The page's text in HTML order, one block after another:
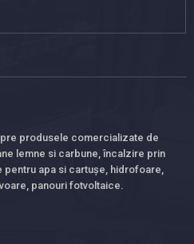
produsele comercializate de
lemne si carbune, încalzire prin
apa si cartușe, hidrofoare,
panouri fotvoltaice.